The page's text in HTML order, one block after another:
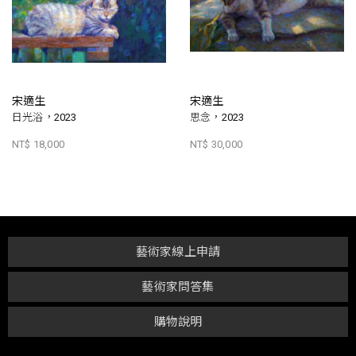
宋適生
日光浴，2023
NT$ 18,000
宋適生
思念，2023
NT$ 30,000
購物說明
藝術家問答集
藝術家線上申請